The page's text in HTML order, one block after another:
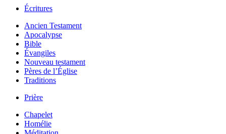
Écritures
Ancien Testament
Apocalypse
Bible
Évangiles
Nouveau testament
Pères de l’Église
Traditions
Prière
Chapelet
Homélie